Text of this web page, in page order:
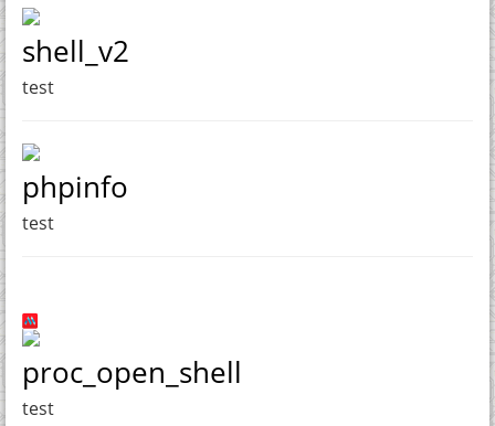
shell_v2
test
phpinfo
test
proc_open_shell
test